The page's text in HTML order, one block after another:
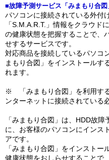
■故障予測サービス「みまもり合
パソコンに接続されている外付
「S.M.A.R.T.」情報をクラウド
の健康状態を把握することで、
せするサービスです。
対応商品を接続しているパソコ
まもり合図」をインストールす
れます。
※ 「みまもり合図」を利用す
ンターネットに接続されている
「みまもり合図」は、HDD故
に、お客様のパソコンにインス
アです。
「みまもり合図」をインスト
健康状態をおしらせすることで